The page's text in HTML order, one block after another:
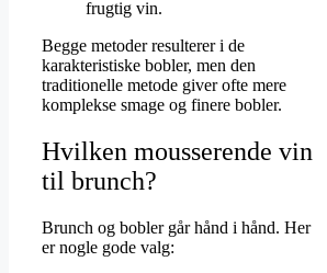
frugtig vin.
Begge metoder resulterer i de
karakteristiske bobler, men den
traditionelle metode giver ofte mere
komplekse smage og finere bobler.
Hvilken mousserende vin
til brunch?
Brunch og bobler går hånd i hånd. Her
er nogle gode valg: